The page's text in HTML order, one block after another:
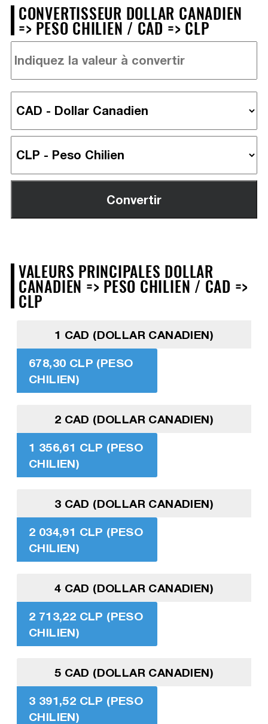
CONVERTISSEUR DOLLAR CANADIEN
=> PESO CHILIEN / CAD => CLP
VALEURS PRINCIPALES DOLLAR
CANADIEN => PESO CHILIEN / CAD =>
CLP
1 CAD (DOLLAR CANADIEN)
678,30 CLP (PESO
CHILIEN)
2 CAD (DOLLAR CANADIEN)
1 356,61 CLP (PESO
CHILIEN)
3 CAD (DOLLAR CANADIEN)
2 034,91 CLP (PESO
CHILIEN)
4 CAD (DOLLAR CANADIEN)
2 713,22 CLP (PESO
CHILIEN)
5 CAD (DOLLAR CANADIEN)
3 391,52 CLP (PESO
CHILIEN)